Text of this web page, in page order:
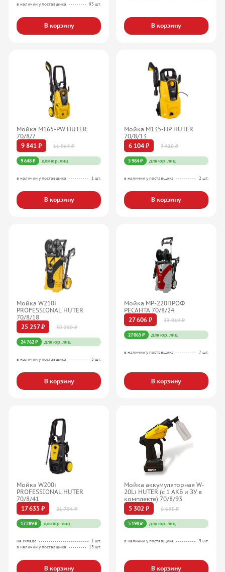
в наличии у поставщика 93 шт.
В корзину В корзину
Мойка M165-РW HUTER
70/8/7
9 841 ₽
11 964 ₽
9 648 ₽ для юр. лиц
в наличии у поставщика 1 шт.
В корзину
Мойка M135-HP HUTER
70/8/13
6 104 ₽
7 420 ₽
5 984 ₽ для юр. лиц
в наличии у поставщика 2 шт.
В корзину
Мойка W210i
PROFESSIONAL HUTER
70/8/18
25 257 ₽
30 210 ₽
24 762 ₽ для юр. лиц
в наличии у поставщика 5 шт.
В корзину
Мойка МР-220ПРОФ
РЕСАНТА 70/8/24
27 606 ₽
33 019 ₽
27 065 ₽ для юр. лиц
в наличии у поставщика 7 шт.
В корзину
Мойка W200i
PROFESSIONAL HUTER
70/8/41
17 635 ₽
21 784 ₽
17 289 ₽ для юр. лиц
на складе
1 шт.
в наличии у поставщика
13 шт.
В корзину
Мойка аккумуляторная W-
20Li HUTER (с 1 АКБ и ЗУ в
комплекте) 70/8/93
5 302 ₽
6 653 ₽
5 198 ₽ для юр. лиц
в наличии у поставщика 3 шт.
В корзину